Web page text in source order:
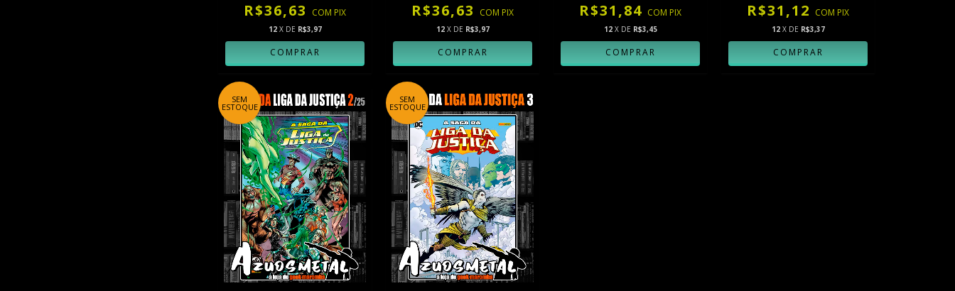
R$36,63 COM PIX
12 X DE R$3,97
R$36,63 COM PIX
12 X DE R$3,97
R$31,84 COM PIX
12 X DE R$3,45
R$31,12 COM PIX
12 X DE R$3,37
SEM
ESTOQUE
SEM
ESTOQUE